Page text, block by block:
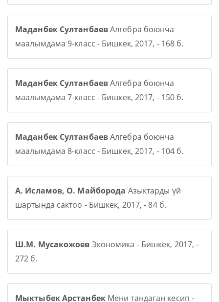
Маданбек СултанбаевАлгебра боюнча
маалымдама 9-класс - Бишкек, 2017, - 168 б.
Маданбек СултанбаевАлгебра боюнча
маалымдама 7-класс - Бишкек, 2017, - 150 б.
Маданбек СултанбаевАлгебра боюнча
маалымдама 8-класс - Бишкек, 2017, - 104 б.
А. Исламов, О. Майборода Азыктарды үй
шартында сактоо - Бишкек, 2017, - 84 б.
Ш.М. Мусакожоев Экономика - Бишкек, 2017, -
272 б.
Мыктыбек АрстанбекМени тандаган кесип -